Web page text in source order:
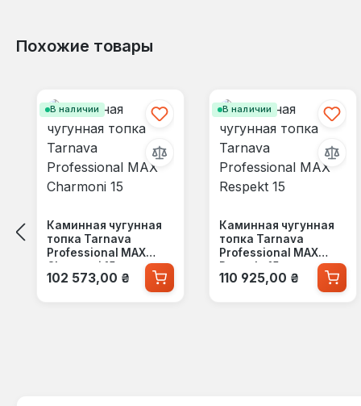
Похожие товары
В наличии
Каминная чугунная
топка Tarnava
Professional MAX
Charmoni 15
Обычная цена:
102 573,00 ₴
В наличии
Каминная чугунная
топка Tarnava
Professional MAX
Respekt 15
Обычная цена:
110 925,00 ₴